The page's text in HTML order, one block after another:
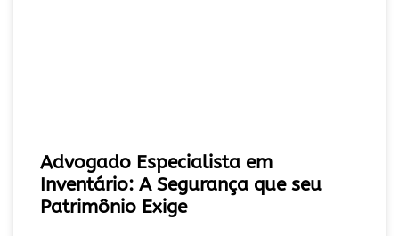
Advogado Especialista em
Inventário: A Segurança que seu
Patrimônio Exige